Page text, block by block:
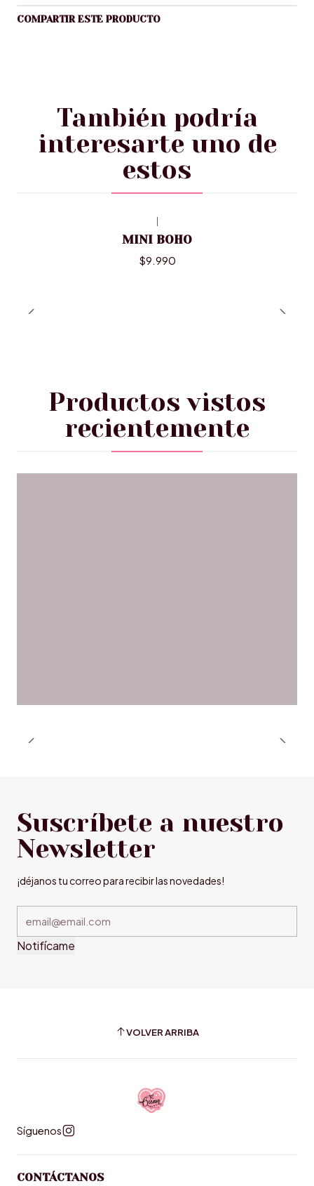
COMPARTIR ESTE PRODUCTO
También podría
interesarte uno de
estos
MINI BOHO
$9.990
Productos vistos
recientemente
Suscríbete a nuestro
Newsletter
¡déjanos tu correo para recibir las novedades!
Notifícame
VOLVER ARRIBA
Síguenos
CONTÁCTANOS